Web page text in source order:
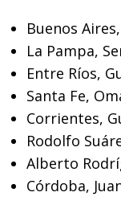
Buenos
La Pampa,
Entre Ríos,
Santa Fe,
Corrientes,
Rodolfo
Alberto
Córdoba,